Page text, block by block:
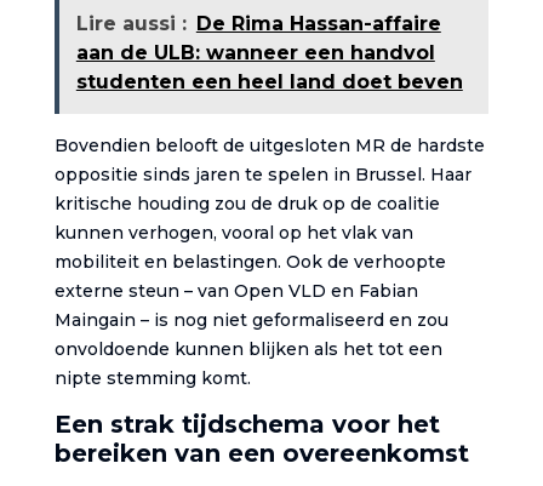
Lire aussi : De Rima Hassan-affaire
aan de ULB: wanneer een handvol
studenten een heel land doet beven
Bovendien belooft de uitgesloten MR de hardste
oppositie sinds jaren te spelen in Brussel. Haar
kritische houding zou de druk op de coalitie
kunnen verhogen, vooral op het vlak van
mobiliteit en belastingen. Ook de verhoopte
externe steun – van Open VLD en Fabian
Maingain – is nog niet geformaliseerd en zou
onvoldoende kunnen blijken als het tot een
nipte stemming komt.
Een strak tijdschema voor het
bereiken van een overeenkomst